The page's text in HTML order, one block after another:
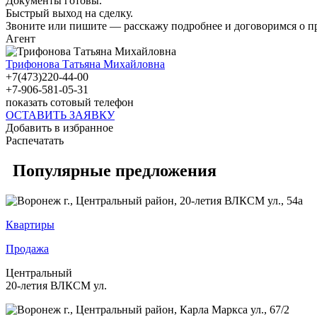
Быстрый выход на сделку.
Звоните или пишите — расскажу подробнее и договоримся о
Агент
Трифонова Татьяна Михайловна
+7(473)220-44-00
+7-906-581-05-31
показать сотовый телефон
ОСТАВИТЬ ЗАЯВКУ
Добавить в избранное
Распечатать
Популярные предложения
Квартиры
Продажа
Центральный
20-летия ВЛКСМ ул.